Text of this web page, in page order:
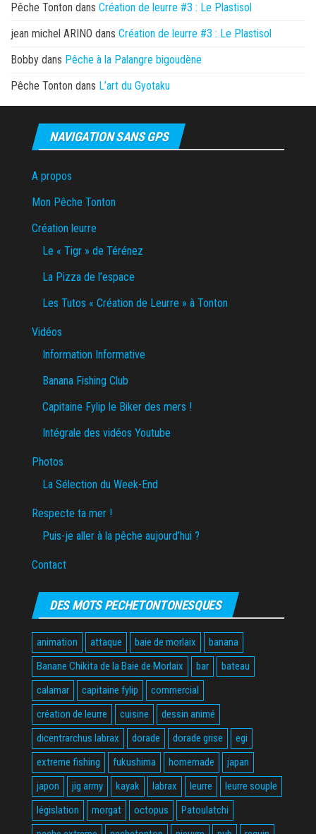
Pêche Tonton dans Création de leurre #3 : Le Plastisol
jean michel ARINO dans Création de leurre #3 : Le Plastisol
Bobby dans Pêche à la Palangre bigoudène
Pêche Tonton dans L’art du Gyotaku
NAVIGATION SANS GPS
A propos
Mon Pêche Tonton
Création leurre
Le « Tigr » de Térénez
La Pizza de l’espace
Les Tutos « Création de Leurre » à Tonton
Vidéos
Information Informative
Banana Fishing Club
Capitaine Fylip le Biker des mers !
Intégrale des vidéos Youtube
Photos
La Sélection du Week-End
Respecte ta mer !
Puis-je aller à la pêche aujourd’hui ?
Contact
DES MOTS PECHETONTONESQUES
animation attaque baie de morlaix
banana
Banane Chikita de la Baie de Morlaix
bar
bateau
calamar
capitaine fylip
commercial
création de leurre
cuisine
dessin animé
dicentrarchus labrax
dorade dorade grise
egi
extreme fishing
fukushima homemade
japan
japon
jig army kayak labrax leurre
leurre souple
législation
morgat octopus
Patoulatchi